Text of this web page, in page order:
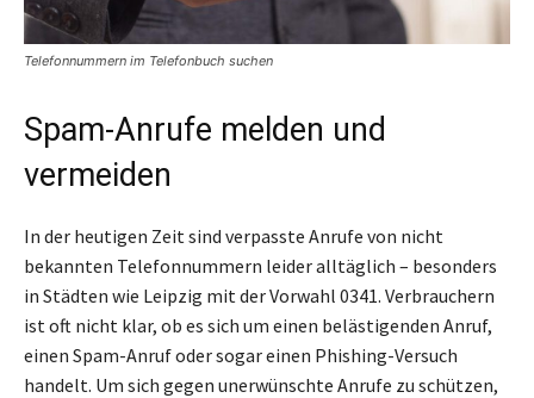
Telefonnummern im Telefonbuch suchen
Spam-Anrufe melden und
vermeiden
In der heutigen Zeit sind verpasste Anrufe von nicht
bekannten Telefonnummern leider alltäglich – besonders
in Städten wie Leipzig mit der Vorwahl 0341. Verbrauchern
ist oft nicht klar, ob es sich um einen belästigenden Anruf,
einen Spam-Anruf oder sogar einen Phishing-Versuch
handelt. Um sich gegen unerwünschte Anrufe zu schützen,